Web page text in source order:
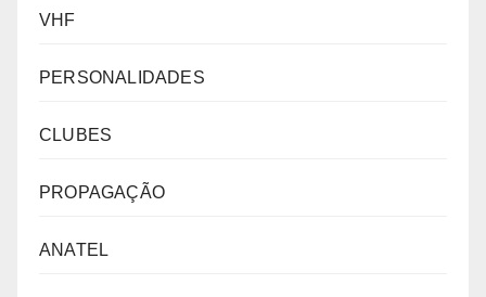
VHF
PERSONALIDADES
CLUBES
PROPAGAÇÃO
ANATEL